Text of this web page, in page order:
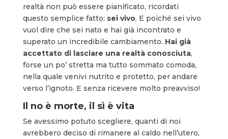
realtà non può essere pianificato, ricordati
questo semplice fatto: sei vivo. E poiché sei vivo
vuol dire che sei nato e hai già incontrato e
superato un incredibile cambiamento. Hai già
accettato di lasciare una realtà conosciuta,
forse un po’ stretta ma tutto sommato comoda,
nella quale venivi nutrito e protetto, per andare
verso l’ignoto. E senza ricevere molto preavviso!
Il no è morte, il sì è vita
Se avessimo potuto scegliere, quanti di noi
avrebbero deciso di rimanere al caldo nell’utero,